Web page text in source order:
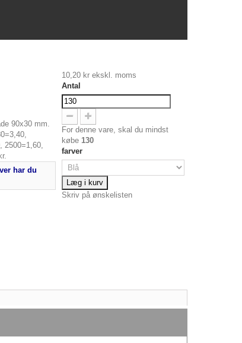
90x30 mm.
2500=1,60,
har du
10,20 kr ekskl. moms
Antal
For denne vare, skal du mindst
købe130
farver
Læg i kurv
Skriv på ønskelisten